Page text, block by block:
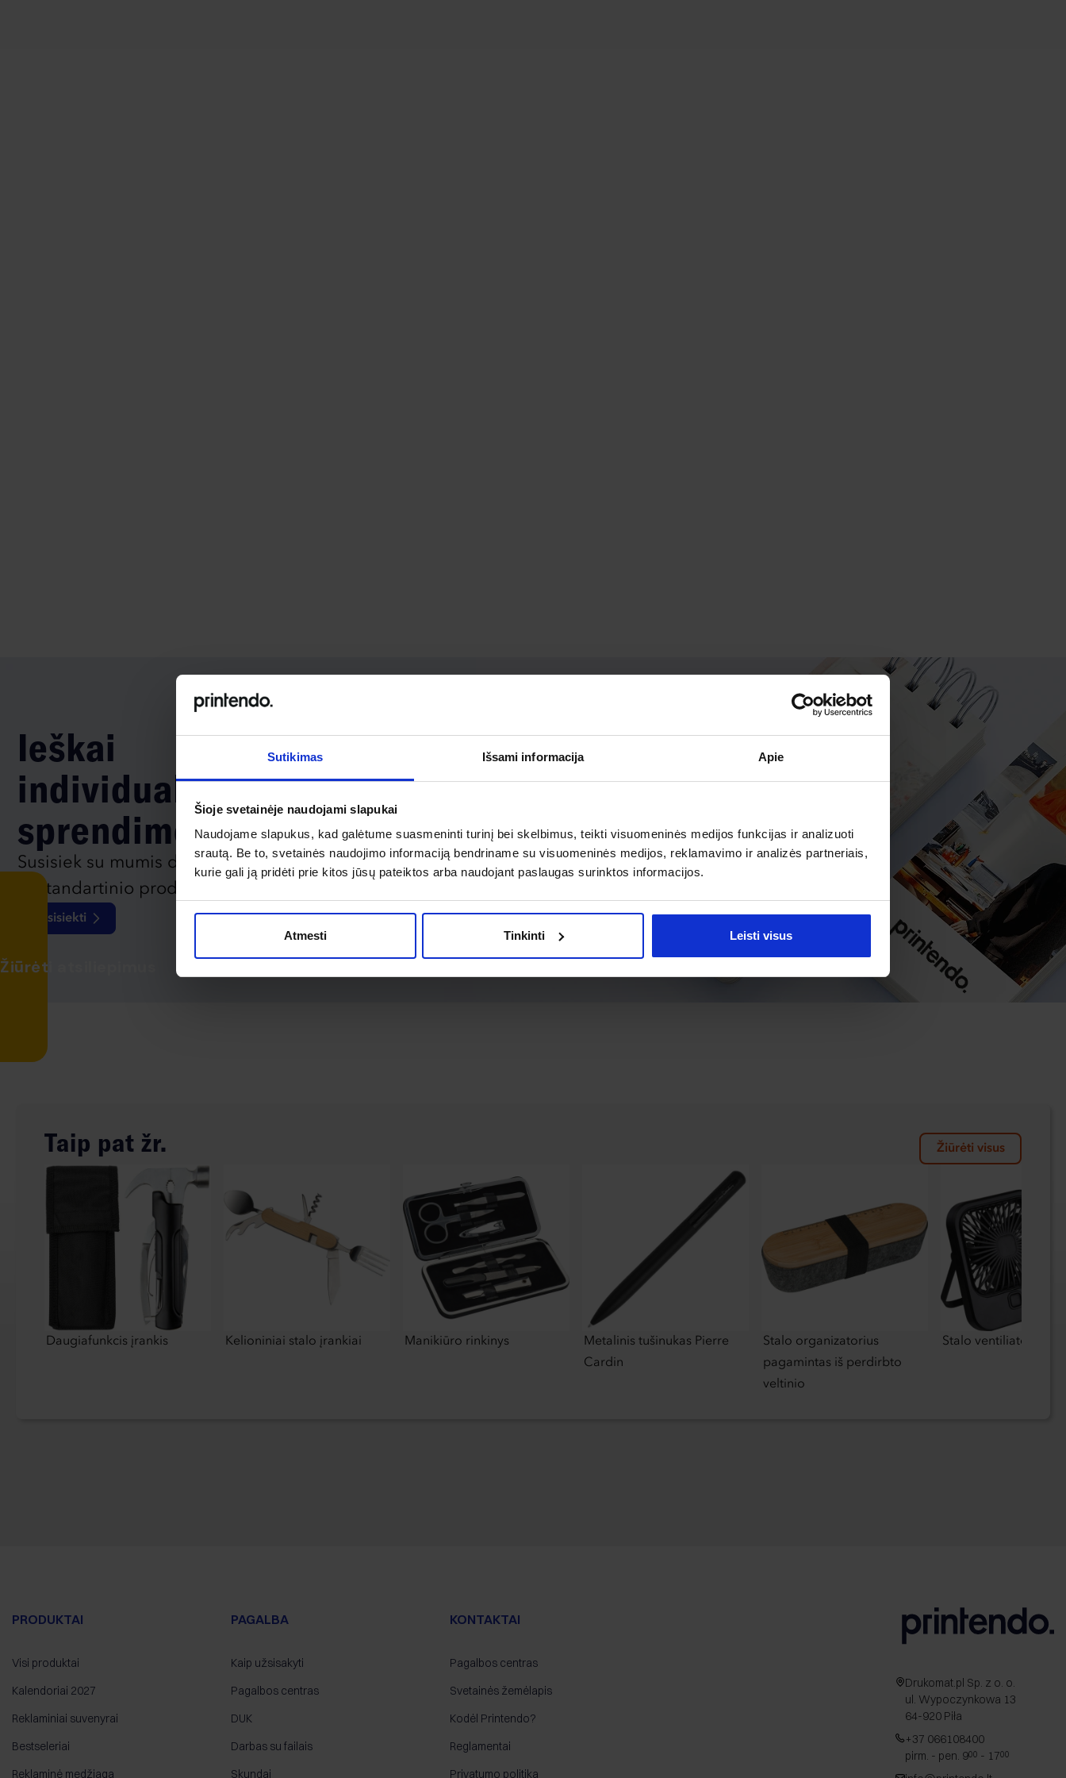
Sutikimas Išsami informacija Apie
Šioje svetainėje naudojami slapukai
Naudojame slapukus, kad galėtume suasmeninti turinį bei skelbimus, teikti visuomeninės medijos funkcijas ir analizuoti
srautą. Be to, svetainės naudojimo informaciją bendriname su visuomeninės medijos, reklamavimo ir analizės partneriais,
kurie gali ją pridėti prie kitos jūsų pateiktos arba naudojant paslaugas surinktos informacijos.
Atmesti Tinkinti Leisti visus
Žiūrėti atsiliepimus
Ieškai
individualaus
sprendimo?
Susisiek su mumis dėl
nestandartinio produkto aptarimo.
Susisiekti
Taip pat žr. Žiūrėti visus
Daugiafunkcis įrankis Kelioniniai stalo įrankiai Manikiūro rinkinys
Metalinis tušinukas Pierre
Cardin
Stalo organizatorius
pagamintas iš perdirbto
veltinio
Stalo ventiliatorius
PRODUKTAI
Visi produktai
Kalendoriai 2027
Reklaminiai suvenyrai
Bestseleriai
Reklaminė medžiaga
PAGALBA
Kaip užsisakyti
Pagalbos centras
DUK
Darbas su failais
Skundai
KONTAKTAI
Pagalbos centras
Svetainės žemėlapis
Kodėl Printendo?
Reglamentai
Privatumo politika
Drukomat.pl Sp. z o. o.
ul. Wypoczynkowa 13
64-920 Piła
+37 066108400
pirm. - pen. 900 - 1700